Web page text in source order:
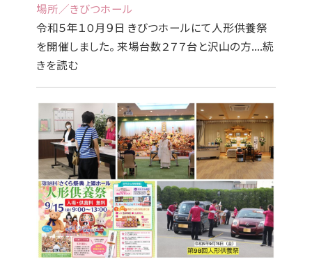
場所／きびつホール
令和５年１０月９日 きびつホールにて人形供養祭
を開催しました。 来場台数２７７台と沢山の方....続
きを読む